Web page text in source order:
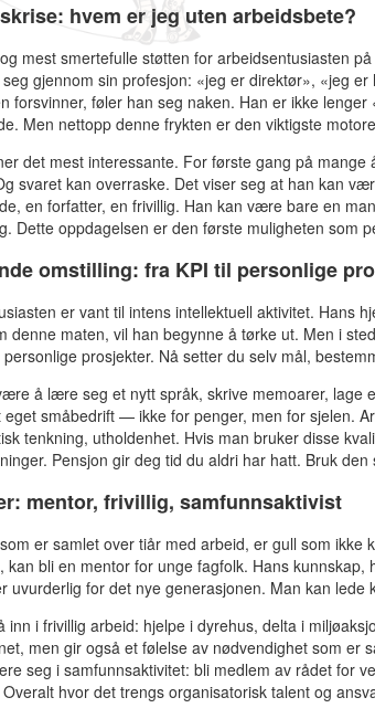
hvem er jeg uten arbeidsbete?
mest smertefulle støtten for arbeidsentusiasten
gjennom sin profesjon: «jeg er direktør», «jeg
forsvinner, føler han seg naken. Han er ikke
Men nettopp denne frykten er den viktigste
det mest interessante. For første gang på
svaret kan overraske. Det viser seg at han kan
en forfatter, en frivillig. Han kan være bare en
Dette oppdagelsen er den første muligheten som
omstilling: fra KPI til personlige
er vant til intens intellektuell aktivitet. Hans
denne maten, vil han begynne å tørke ut. Men i
prosjekter. Nå setter du selv mål,
å lære seg et nytt språk, skrive memoarer, lage
eget småbedrift — ikke for penger, men for sjelen.
tenkning, utholdenhet. Hvis man bruker disse
Pensjon gir deg tid du aldri har hatt. Bruk
mentor, frivillig, samfunnsaktivist
er samlet over tiår med arbeid, er gull som
kan bli en mentor for unge fagfolk. Hans
uvurderlig for det nye generasjonen. Man kan
inn i frivillig arbeid: hjelpe i dyrehus, delta i
men gir også et følelse av nødvendighet som er
seg i samfunnsaktivitet: bli medlem av rådet for
hvor det trengs organisatorisk talent og